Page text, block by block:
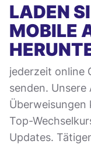
LADEN
MOBILE
jederzeit online
senden.
Überweisungen
Top-
Updates.